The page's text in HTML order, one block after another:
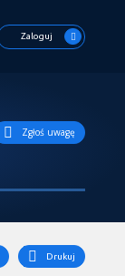
Zaloguj
Zgłoś uwagę
Drukuj